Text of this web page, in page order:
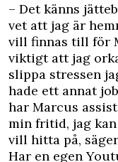
– Det känns
vet att jag är
vill finnas till för
viktigt att jag
slippa stressen
hade ett annat
har Marcus
min fritid, jag
vill hitta på,
Har en egen